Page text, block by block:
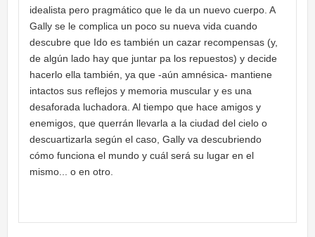
idealista pero pragmático que le da un nuevo cuerpo. A
Gally se le complica un poco su nueva vida cuando
descubre que Ido es también un cazar recompensas (y,
de algún lado hay que juntar pa los repuestos) y decide
hacerlo ella también, ya que -aún amnésica- mantiene
intactos sus reflejos y memoria muscular y es una
desaforada luchadora. Al tiempo que hace amigos y
enemigos, que querrán llevarla a la ciudad del cielo o
descuartizarla según el caso, Gally va descubriendo
cómo funciona el mundo y cuál será su lugar en el
mismo... o en otro.